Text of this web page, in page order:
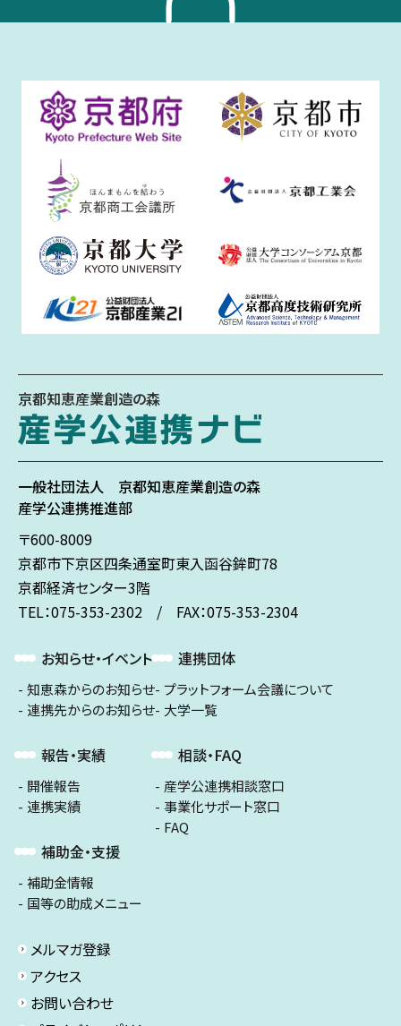
京都知恵産業創造の森
一般社団法人 京都知恵産業創造の森
産学公連携推進部
〒600-8009
京都市下京区四条通室町東入函谷鉾町78
京都経済センター3階
TEL：075-353-2302 / FAX：075-353-2304
お知らせ・イベント
知恵森からのお知らせ
連携先からのお知らせ
報告・実績
開催報告
連携実績
補助金・支援
補助金情報
国等の助成メニュー
連携団体
プラットフォーム会議について
大学一覧
相談・FAQ
産学公連携相談窓口
事業化サポート窓口
FAQ
メルマガ登録
アクセス
お問い合わせ